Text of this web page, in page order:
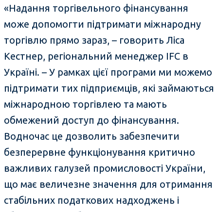
«Надання торгівельного фінансування
може допомогти підтримати міжнародну
торгівлю прямо зараз, – говорить Ліса
Кестнер, регіональний менеджер IFC в
Україні. – У рамках цієї програми ми можемо
підтримати тих підприємців, які займаються
міжнародною торгівлею та мають
обмежений доступ до фінансування.
Водночас це дозволить забезпечити
безперервне функціонування критично
важливих галузей промисловості України,
що має величезне значення для отримання
стабільних податкових надходжень і